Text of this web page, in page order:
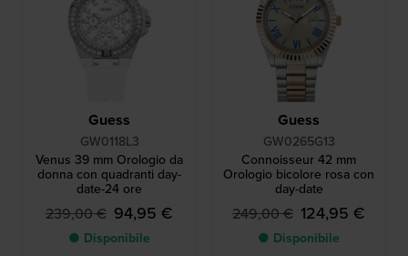
Guess
GW0118L3
Venus 39 mm Orologio da
donna con quadranti day-
date-24 ore
239,00 € 94,95 €
● Disponibile
Guess
GW0265G13
Connoisseur 42 mm
Orologio bicolore rosa con
day-date
249,00 € 124,95 €
● Disponibile